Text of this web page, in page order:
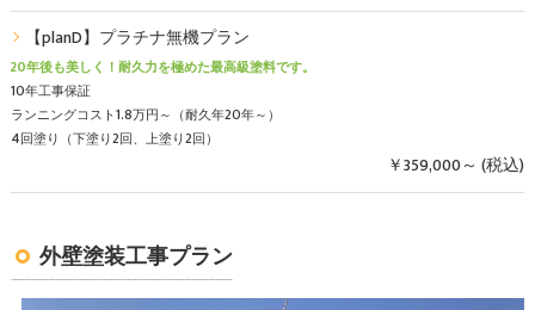
【planD】プラチナ無機プラン
20年後も美しく！耐久力を極めた最高級塗料です。
10年工事保証
ランニングコスト1.8万円～（耐久年20年～）
4回塗り（下塗り2回、上塗り2回）
￥359,000～ (税込)
外壁塗装工事プラン